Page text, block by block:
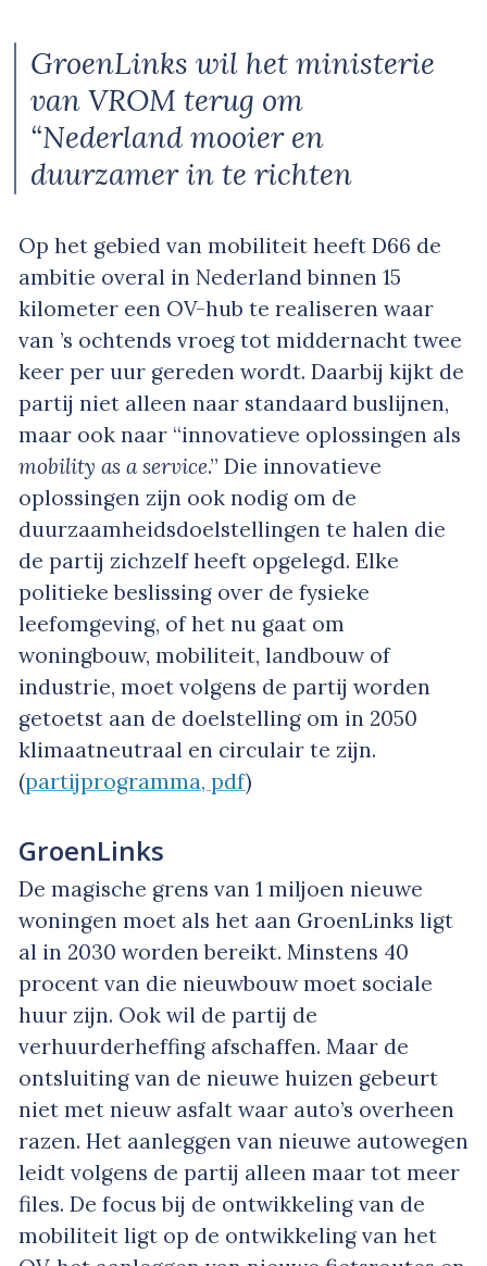
GroenLinks wil het ministerie
van VROM terug om
“Nederland mooier en
duurzamer in te richten
Op het gebied van mobiliteit heeft D66 de
ambitie overal in Nederland binnen 15
kilometer een OV-hub te realiseren waar
van ’s ochtends vroeg tot middernacht twee
keer per uur gereden wordt. Daarbij kijkt de
partij niet alleen naar standaard buslijnen,
maar ook naar “innovatieve oplossingen als
mobility as a service.” Die innovatieve
oplossingen zijn ook nodig om de
duurzaamheidsdoelstellingen te halen die
de partij zichzelf heeft opgelegd. Elke
politieke beslissing over de fysieke
leefomgeving, of het nu gaat om
woningbouw, mobiliteit, landbouw of
industrie, moet volgens de partij worden
getoetst aan de doelstelling om in 2050
klimaatneutraal en circulair te zijn.
(partijprogramma, pdf)
GroenLinks
De magische grens van 1 miljoen nieuwe
woningen moet als het aan GroenLinks ligt
al in 2030 worden bereikt. Minstens 40
procent van die nieuwbouw moet sociale
huur zijn. Ook wil de partij de
verhuurderheffing afschaffen. Maar de
ontsluiting van de nieuwe huizen gebeurt
niet met nieuw asfalt waar auto’s overheen
razen. Het aanleggen van nieuwe autowegen
leidt volgens de partij alleen maar tot meer
files. De focus bij de ontwikkeling van de
mobiliteit ligt op de ontwikkeling van het